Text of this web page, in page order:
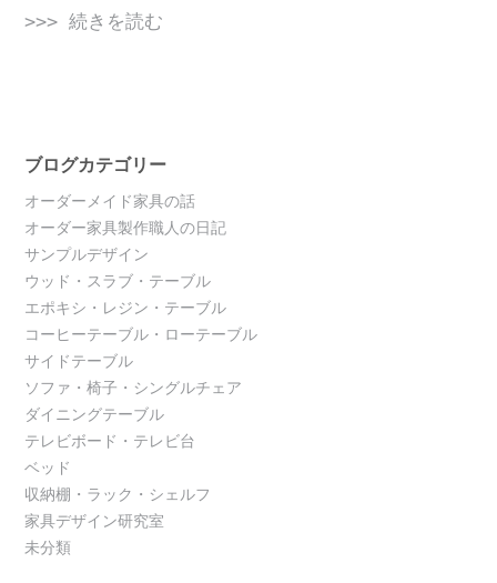
>>> 続きを読む
ブログカテゴリー
オーダーメイド家具の話
オーダー家具製作職人の日記
サンプルデザイン
ウッド・スラブ・テーブル
エポキシ・レジン・テーブル
コーヒーテーブル・ローテーブル
サイドテーブル
ソファ・椅子・シングルチェア
ダイニングテーブル
テレビボード・テレビ台
ベッド
収納棚・ラック・シェルフ
家具デザイン研究室
未分類